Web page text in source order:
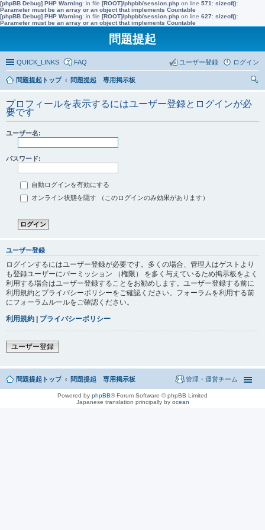
[phpBB Debug] PHP Warning: in file [ROOT]/phpbb/session.php on line 571 : sizeof():
Parameter must be an array or an object that implements Countable
[phpBB Debug] PHP Warning: in file [ROOT]/phpbb/session.php on line 627: sizeof():
Parameter must be an array or an object that implements Countable
問題提起
QUICK_LINKS FAQ ログイン
ユーザー登録
問題提起トップ
問題提起 専用掲示板
プロフィールを表示するにはユーザー登録とログインが必
要です
ユーザー名:
パスワード:
自動ログインを有効にする
オンライン状態を隠す （このログインのみ効果があります）
ユーザー登録
ログインするにはユーザー登録が必要です。多くの場合、管理人はゲストより
も登録ユーザーにパーミッション （権限） を多く与えているため掲示板をよく
利用する場合はユーザー登録することをお勧めします。ユーザー登録する前に
利用規約とプライバシーポリシーをご確認ください。フォーラムを利用する前
にフォーラムルールをご確認ください。
利用規約 | プライバシーポリシー
ユーザー登録
問題提起トップ 問題提起 専用掲示板 管理・運営チーム
Powered by phpBB® Forum Software © phpBB Limited
Japanese translation principally by ocean